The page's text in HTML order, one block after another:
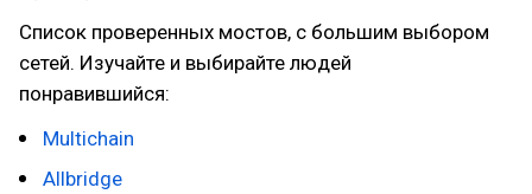
Список проверенных мостов, с большим выбором
сетей. Изучайте и выбирайте людей
понравившийся:
Multichain
Allbridge